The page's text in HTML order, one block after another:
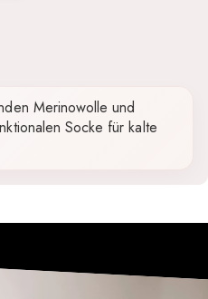
Merinowolle und
Socke für kalte